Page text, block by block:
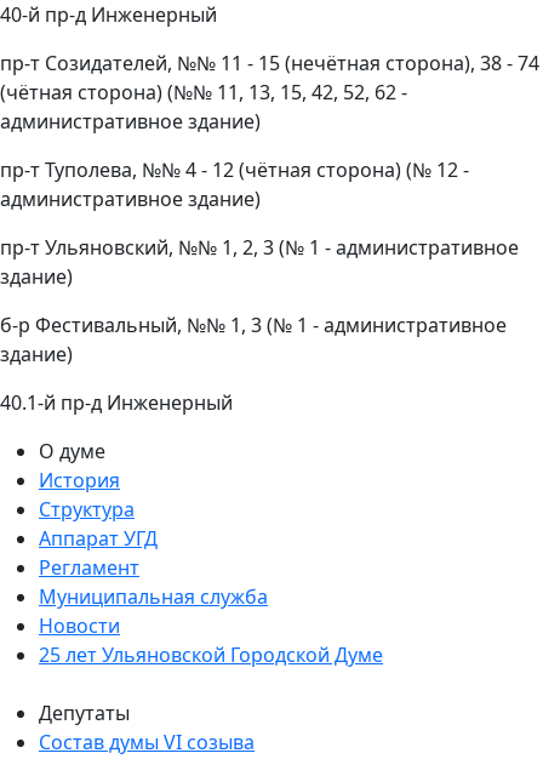
40-й пр-д Инженерный
пр-т Созидателей, №№ 11 - 15 (нечётная сторона), 38 - 74
(чётная сторона) (№№ 11, 13, 15, 42, 52, 62 -
административное здание)
пр-т Туполева, №№ 4 - 12 (чётная сторона) (№ 12 -
административное здание)
пр-т Ульяновский, №№ 1, 2, 3 (№ 1 - административное
здание)
б-р Фестивальный, №№ 1, 3 (№ 1 - административное
здание)
40.1-й пр-д Инженерный
О думе
История
Структура
Аппарат УГД
Регламент
Муниципальная служба
Новости
25 лет Ульяновской Городской Думе
Депутаты
Состав думы VI созыва